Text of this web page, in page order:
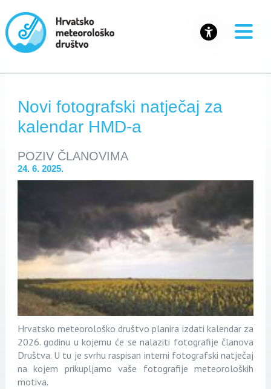
Novi fotografski natječaj za
kalendar HMD-a
POZIV ČLANOVIMA
24. 6. 2025.
Hrvatsko meteorološko društvo planira izdati kalendar za
2026. godinu u kojemu će se nalaziti fotografije članova
Društva. U tu je svrhu raspisan interni fotografski natječaj
na kojem prikupljamo vaše fotografije meteoroloških
motiva.